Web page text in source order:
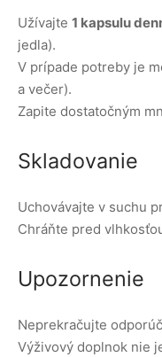
Užívajte 1 kapsulu
jedla).
V prípade potreby je
a večer).
Zapite dostatočným
Skladovanie
Uchovávajte v suchu
Chráňte pred
Upozornenie
Neprekračujte
Výživový doplnok nie